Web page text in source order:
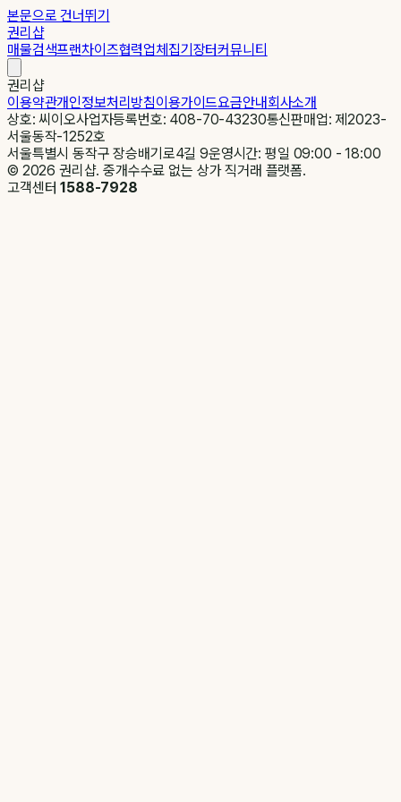
본문으로 건너뛰기
권리샵
매물검색프랜차이즈협력업체집기장터커뮤니티
권리샵
이용약관개인정보처리방침이용가이드요금안내회사소개
상호: 씨이오사업자등록번호: 408-70-43230통신판매업: 제2023-
서울동작-1252호
서울특별시 동작구 장승배기로4길 9운영시간: 평일 09:00 - 18:00
© 2026 권리샵. 중개수수료 없는 상가 직거래 플랫폼.
고객센터1588-7928